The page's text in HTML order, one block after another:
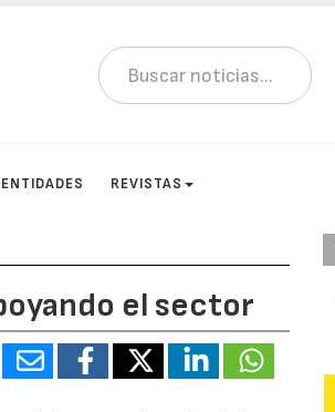
ENTIDADES REVISTAS
el sector